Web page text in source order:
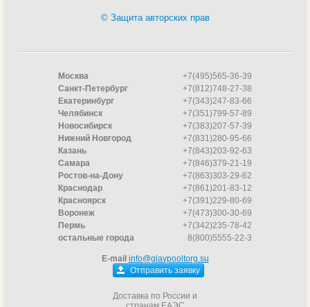
© Защита авторских прав
Москва
+7(495)565-36-39
Санкт-Петербург
+7(812)748-27-38
Екатеринбург
+7(343)247-83-66
Челябинск
+7(351)799-57-89
Новосибирск
+7(383)207-57-39
Нижний Новгород
+7(831)280-95-66
Казань
+7(843)203-92-63
Самара
+7(846)379-21-19
Ростов-на-Дону
+7(863)303-29-62
Краснодар
+7(861)201-83-12
Красноярск
+7(391)229-80-69
Воронеж
+7(473)300-30-69
Пермь
+7(342)235-78-42
остальные города
8(800)5555-22-3
E-mail info@glavpooltorg.su
Отправить заявку
Доставка по России и